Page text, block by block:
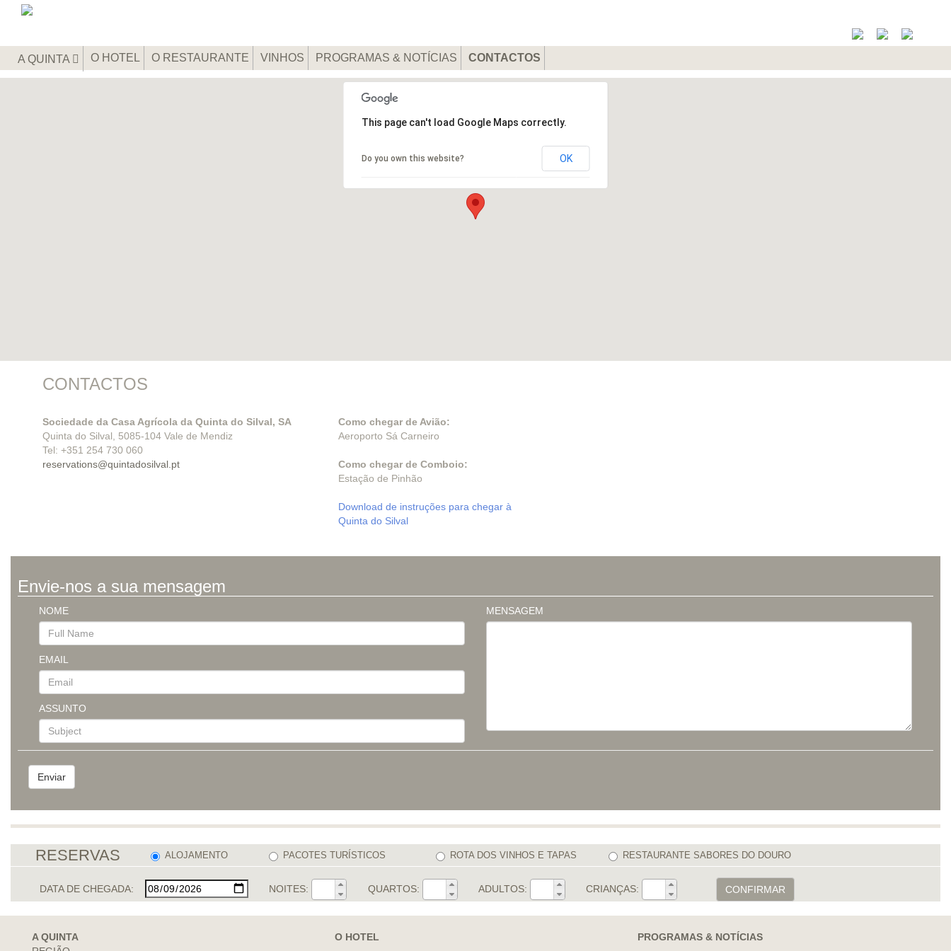
A QUINTA O HOTEL O RESTAURANTE VINHOS PROGRAMAS & NOTÍCIAS CONTACTOS
This page can't load Google Maps correctly.
Do you own this website? OK
CONTACTOS
Sociedade da Casa Agrícola da Quinta do Silval, SA
Quinta do Silval, 5085-104 Vale de Mendiz
Tel: +351 254 730 060
reservations@quintadosilval.pt
Como chegar de Avião:
Aeroporto Sá Carneiro
Como chegar de Comboio:
Estação de Pinhão
Download de instruções para chegar à
Quinta do Silval
Envie-nos a sua mensagem
NOME
EMAIL
ASSUNTO
MENSAGEM
RESERVAS ALOJAMENTO PACOTES TURÍSTICOS ROTA DOS VINHOS E TAPAS RESTAURANTE SABORES DO DOURO
DATA DE CHEGADA: NOITES: QUARTOS: ADULTOS: CRIANÇAS: CONFIRMAR
A QUINTA
O HOTEL PROGRAMAS & NOTÍCIAS